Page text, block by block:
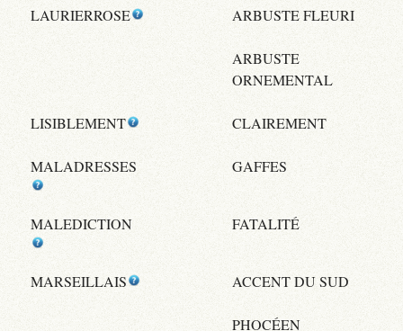
LAURIERROSE ARBUSTE FLEURI
ARBUSTE
ORNEMENTAL
LISIBLEMENT CLAIREMENT
MALADRESSES GAFFES
MALEDICTION FATALITÉ
MARSEILLAIS ACCENT DU SUD
PHOCÉEN